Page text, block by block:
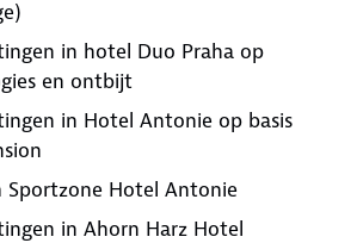
in hotel Duo Praha op
en ontbijt
in Hotel Antonie op basis
Sportzone Hotel Antonie
in Ahorn Harz Hotel